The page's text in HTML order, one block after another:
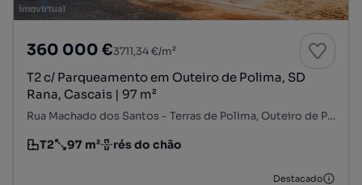
360 000 €3711,34 €/m²
T2 c/ Parqueamento em Outeiro de Polima, SD
Rana, Cascais | 97 m²
Rua Machado dos Santos - Terras de Polima, Outeiro de Polima, São Domingos de Rana, Cascais, Lisboa
Tipologia
T2
Preço por metro quadrado
97 m²
Andar rés do chão
Destacado